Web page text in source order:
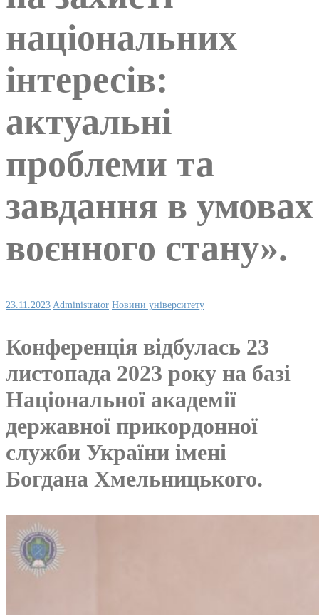
національних
інтересів:
актуальні
проблеми та
завдання в умовах
воєнного стану».
23.11.2023 Administrator Новини університету
Конференція відбулась 23
листопада 2023 року на базі
Національної академії
державної прикордонної
служби України імені
Богдана Хмельницького.